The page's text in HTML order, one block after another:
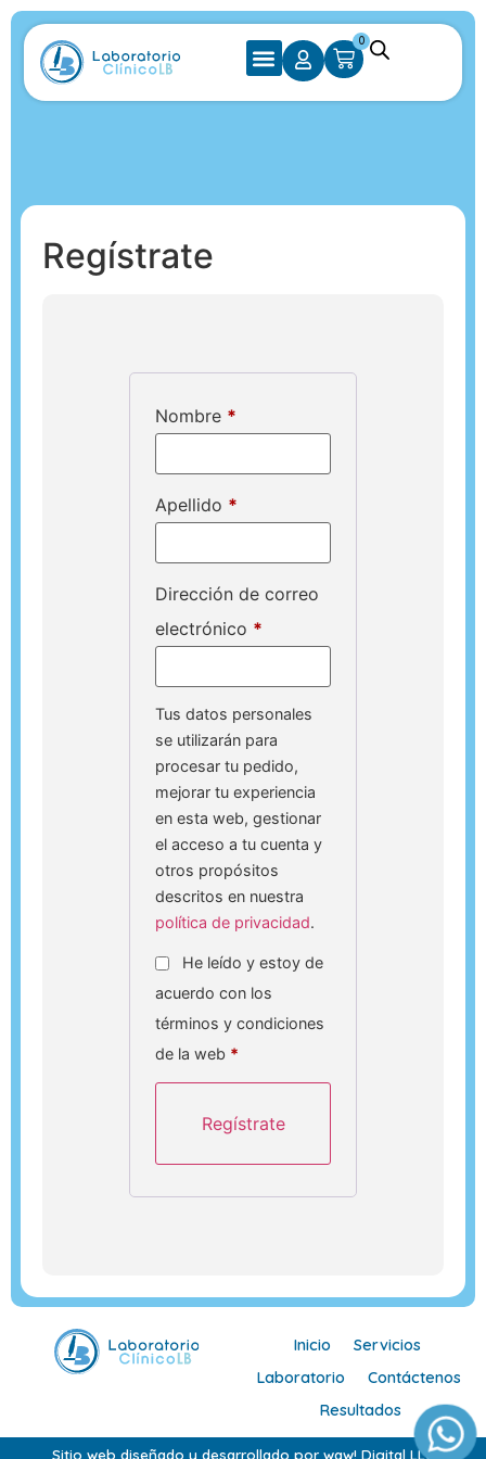
0
Regístrate
Nombre *
Apellido *
Dirección de correo
electrónico *
Tus datos personales
se utilizarán para
procesar tu pedido,
mejorar tu experiencia
en esta web, gestionar
el acceso a tu cuenta y
otros propósitos
descritos en nuestra
política de privacidad.
He leído y estoy de
acuerdo con los
términos y condiciones
de la web *
Inicio
Servicios
Laboratorio
Contáctenos
Resultados
Sitio web diseñado y desarrollado por waw! Digital LLC